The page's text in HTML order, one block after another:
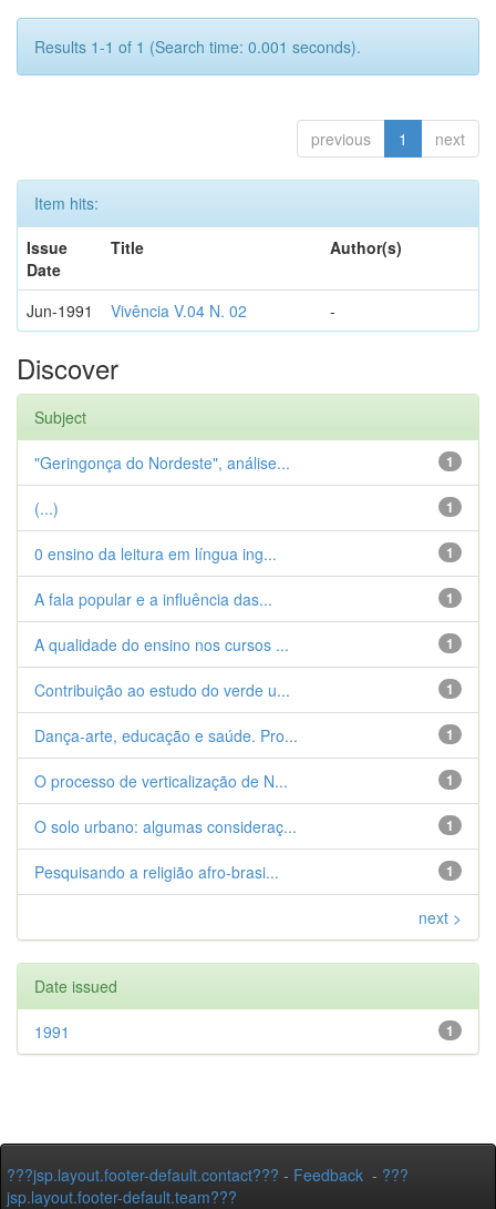
Results 1-1 of 1 (Search time: 0.001 seconds).
previous 1 next
Item hits:
Issue
Date
Title Author(s)
Jun-1991 Vivência V.04 N. 02 -
Discover
Subject
1
"Geringonça do Nordeste", análise...
1
(...)
1
0 ensino da leitura em língua ing...
1
A fala popular e a influência das...
1
A qualidade do ensino nos cursos ...
1
Contribuição ao estudo do verde u...
1
Dança-arte, educação e saúde. Pro...
1
O processo de verticalização de N...
1
O solo urbano: algumas consideraç...
1
Pesquisando a religião afro-brasi...
next >
Date issued
1
1991
???jsp.layout.footer-default.contact??? - Feedback - ???
jsp.layout.footer-default.team???